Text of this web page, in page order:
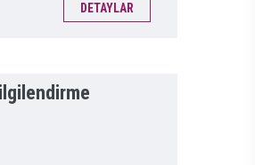
DETAYLAR